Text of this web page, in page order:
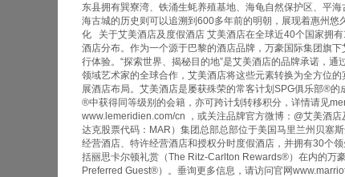
东县拥有巽寮湾、铁涌生蚝养殖基地、海龟自然保护区、平
海古城的历史则可以追溯到600多年前的明朝，展现着惠州
化 关于艾美酒店及度假酒店 艾美酒店在全球近40个国家拥
酒店分布。作为一个源于巴黎的酒店品牌，万豪国际集团旗
行体验。“探索世界、揭秘目的地”是艾美酒店的品牌承诺，
领域艺术家的全球合作，艾美酒店将这些元素转换为全方位
展酒店布局。艾美酒店是屡获殊荣的常客计划SPG俱乐部®
®中获得同等级别的会籍，亦可跨计划转移积分，详情请见
www.lemeridien.com/cn ，或关注品牌官方微博：@艾美酒
达克股票代码：MAR）集团总部总部位于美国马里兰州贝塞
经营酒店、特许经营酒店和授权分时度假酒店，并拥有30个
括丽思卡尔顿礼赏（The Ritz-Carlton Rewards®）在内的万
Preferred Guest®）。垂询更多信息，请访问官网